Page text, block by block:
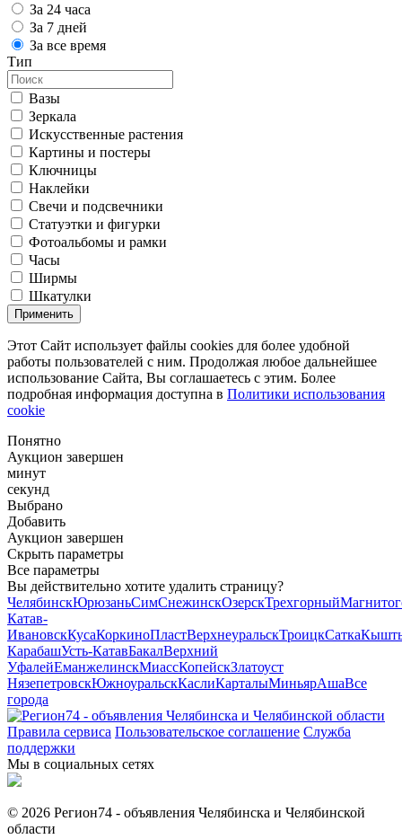
За 24 часа
За 7 дней
За все время
Тип
Вазы
Зеркала
Искусственные растения
Картины и постеры
Ключницы
Наклейки
Свечи и подсвечники
Статуэтки и фигурки
Фотоальбомы и рамки
Часы
Ширмы
Шкатулки
Применить
Этот Сайт использует файлы cookies для более удобной
работы пользователей с ним. Продолжая любое дальнейшее
использование Сайта, Вы соглашаетесь с этим. Более
подробная информация доступна в Политики использования
cookie
Понятно
Аукцион завершен
минут
секунд
Выбрано
Добавить
Аукцион завершен
Скрыть параметры
Все параметры
Вы действительно хотите удалить страницу?
ЧелябинскЮрюзаньСимСнежинскОзерскТрехгорный
Катав-
ИвановскКусаКоркиноПластВерхнеуральскТроицкСатка
КарабашУсть-КатавБакалВерхний
УфалейЕманжелинскМиассКопейскЗлатоуст
НязепетровскЮжноуральскКаслиКарталыМиньярАшаВсе
города
Правила сервиса Пользовательское соглашение Служба
поддержки
Мы в социальных сетях
© 2026 Регион74 - объявления Челябинска и Челябинской
области